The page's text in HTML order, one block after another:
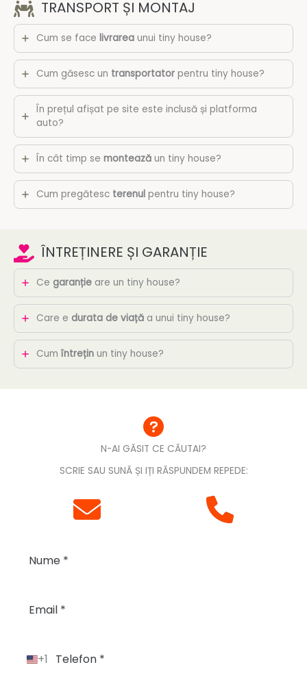
TRANSPORT ȘI MONTAJ
Cum se face livrarea unui tiny house?
Cum găsesc un transportator pentru tiny house?
În prețul afișat pe site este inclusă și platforma
auto?
În cât timp se montează un tiny house?
Cum pregătesc terenul pentru tiny house?
ÎNTREȚINERE ȘI GARANȚIE
Ce garanție are un tiny house?
Care e durata de viață a unui tiny house?
Cum întrețin un tiny house?
N-AI GĂSIT CE CĂUTAI?
SCRIE SAU SUNĂ ȘI IȚI RĂSPUNDEM REPEDE:
U +1